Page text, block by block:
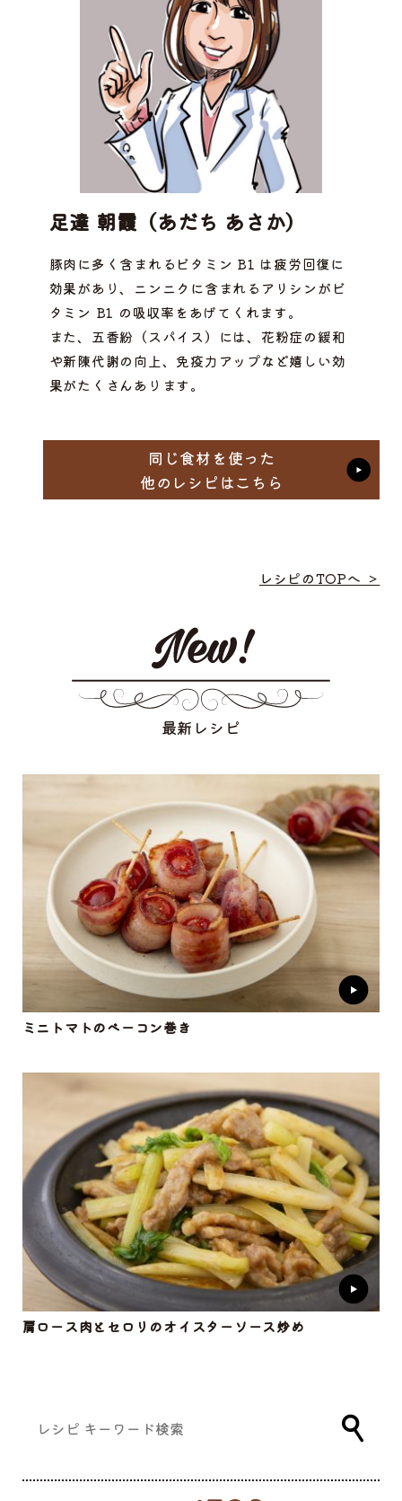
足達 朝霞（あだち あさか）
豚肉に多く含まれるビタミン B1 は疲労回復に
効果があり、ニンニクに含まれるアリシンがビ
タミン B1 の吸収率をあげてくれます。
また、五香紛（スパイス）には、花粉症の緩和
や新陳代謝の向上、免疫力アップなど嬉しい効
果がたくさんあります。
同じ食材を使った
他のレシピはこちら
レシピのTOPへ ＞
最新レシピ
ミニトマトのベーコン巻き
肩ロース肉とセロリのオイスターソース炒め